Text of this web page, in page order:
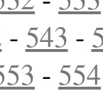
- 543 -
- 554